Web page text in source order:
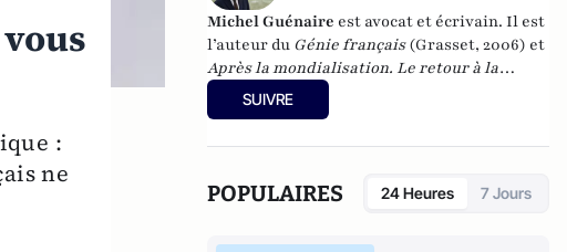
:
ne
Michel Guénaire est avocat et écrivain. Il est
l’auteur du Génie français(Grasset, 2006) et
Après la mondialisation. Le retour à la
nation (Les Presses de la Cité, 2022). Vous
pouvez retrouver Michel Guénaire sur
SUIVRE
POPULAIRES 24 Heures 7 Jours